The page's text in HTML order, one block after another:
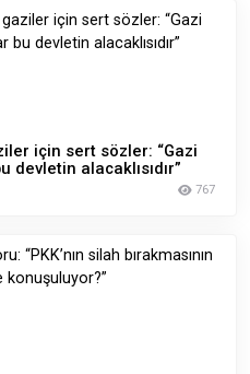
için sert sözler: “Gazi
alacaklısıdır”
767